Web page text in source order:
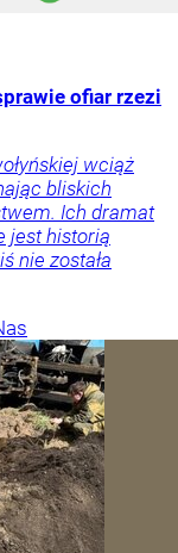
ofiar rzezi
wciąż
bliskich
Ich dramat
jest historią
nie została